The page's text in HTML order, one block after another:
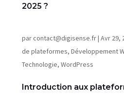
2025 ?
parcontact@digisense.fr| Avr 29,
de plateformes, Développement
Technologie, WordPress
Introduction aux